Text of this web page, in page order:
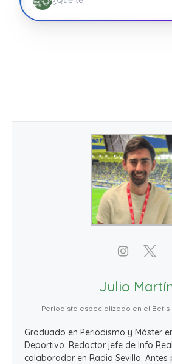
Julio
Periodista especializado en el Betis
Graduado en Periodismo y Máster
Deportivo. Redactor jefe de Info
colaborador en Radio Sevilla. Antes